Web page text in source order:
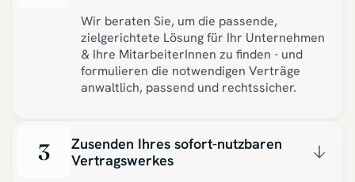
Wir beraten Sie, um die passende,
zielgerichtete Lösung für Ihr Unternehmen
& Ihre MitarbeiterInnen zu finden - und
formulieren die notwendigen Verträge
anwaltlich, passend und rechtssicher.
3
Zusenden Ihres sofort-nutzbaren
Vertragswerkes